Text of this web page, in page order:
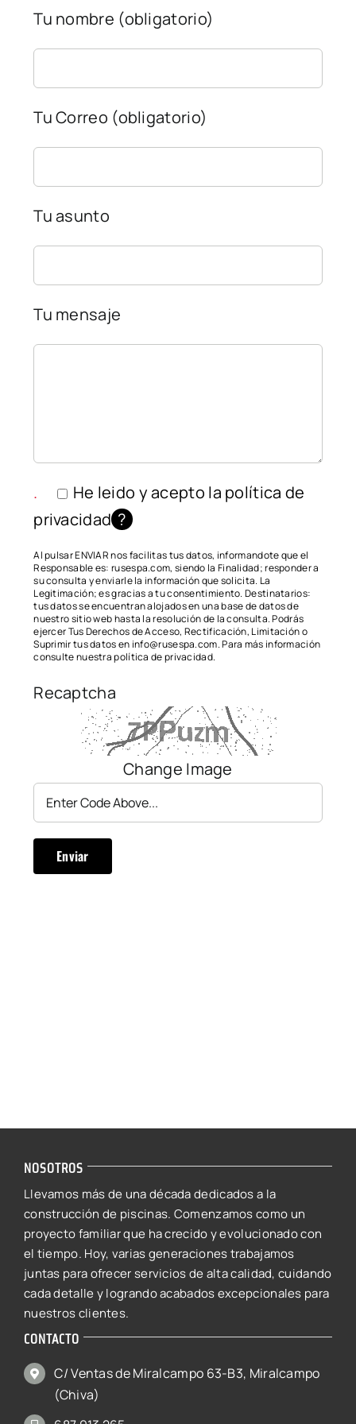
CONTACTO
Tu nombre (obligatorio)
Tu Correo (obligatorio)
Tu asunto
Tu mensaje
. He leido y acepto la política de
privacidad ?
Al pulsar ENVIAR nos facilitas tus datos, informandote que el
Responsable es: rusespa.com, siendo la Finalidad; responder a
su consulta y enviarle la información que solicita. La
Legitimación; es gracias a tu consentimiento. Destinatarios:
tus datos se encuentran alojados en una base de datos de
nuestro sitio web hasta la resolución de la consulta. Podrás
ejercer Tus Derechos de Acceso, Rectificación, Limitación o
Suprimir tus datos en info@rusespa.com. Para más información
consulte nuestrapolítica de privacidad.
Recaptcha
Change Image
NOSOTROS
Llevamos más de una década dedicados a la
construcción de piscinas. Comenzamos como un
proyecto familiar que ha crecido y evolucionado con
el tiempo. Hoy, varias generaciones trabajamos
juntas para ofrecer servicios de alta calidad, cuidando
cada detalle y logrando acabados excepcionales para
nuestros clientes.
CONTACTO
C/ Ventas de Miralcampo 63-B3, Miralcampo
(Chiva)